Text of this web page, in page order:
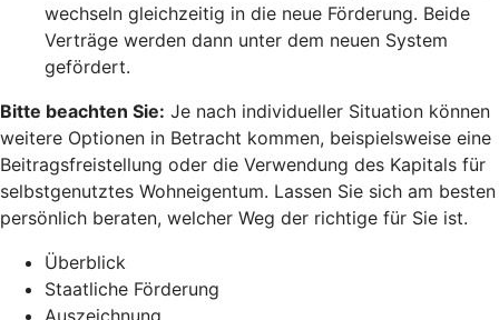
wechseln gleichzeitig in die neue Förderung. Beide
Verträge werden dann unter dem neuen System
gefördert.
Bitte beachten Sie: Je nach individueller Situation können
weitere Optionen in Betracht kommen, beispielsweise eine
Beitragsfreistellung oder die Verwendung des Kapitals für
selbstgenutztes Wohneigentum. Lassen Sie sich am besten
persönlich beraten, welcher Weg der richtige für Sie ist.
Überblick
Staatliche Förderung
Auszeichnung